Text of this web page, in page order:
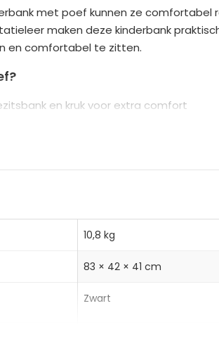
r
n
a
v
met poef kunnen ze
maken deze kinderbank
en comfortabel te zitten.
en kruk voor extra comfort
10,8 kg
83 × 42 × 41 cm
Zwart